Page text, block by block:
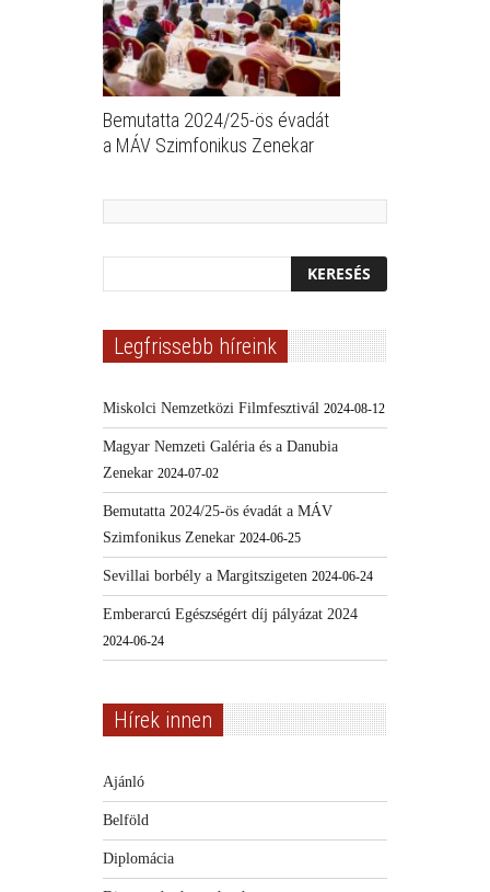
Bemutatta 2024/25-ös évadát
a MÁV Szimfonikus Zenekar
Legfrissebb híreink
Miskolci Nemzetközi Filmfesztivál 2024-08-12
Magyar Nemzeti Galéria és a Danubia
Zenekar 2024-07-02
Bemutatta 2024/25-ös évadát a MÁV
Szimfonikus Zenekar 2024-06-25
Sevillai borbély a Margitszigeten 2024-06-24
Emberarcú Egészségért díj pályázat 2024
2024-06-24
Hírek innen
Ajánló
Belföld
Diplomácia